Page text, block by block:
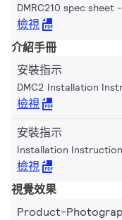
DMRC210 spec sheet
檢視
介紹手冊
安裝指示
DMC2 Installation
檢視
安裝指示
Installation Instruction
檢視
視覺效果
Product-